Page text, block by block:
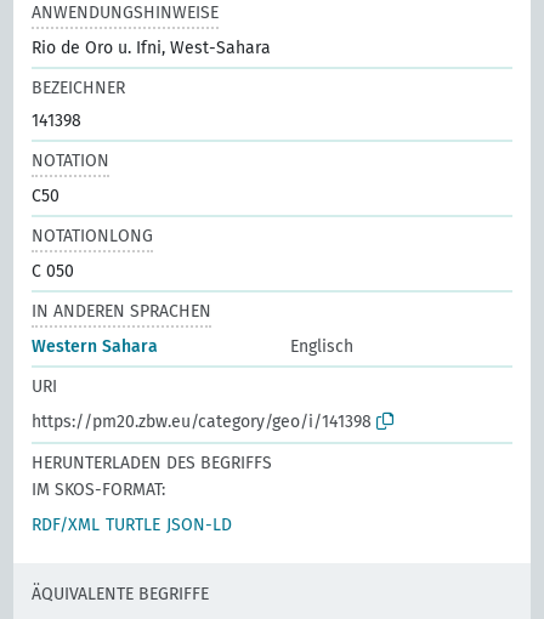
ANWENDUNGSHINWEISE
Rio de Oro u. Ifni, West-Sahara
BEZEICHNER
141398
NOTATION
C50
NOTATIONLONG
C 050
IN ANDEREN SPRACHEN
Western Sahara
Englisch
URI
https://pm20.zbw.eu/category/geo/i/141398
HERUNTERLADEN DES BEGRIFFS
IM SKOS-FORMAT:
RDF/XML TURTLE JSON-LD
ÄQUIVALENTE BEGRIFFE